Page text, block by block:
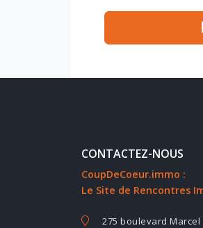
CONTACTEZ-NOUS
CoupDeCoeur.immo :
Le Site de Rencontres
275 boulevard Marcel